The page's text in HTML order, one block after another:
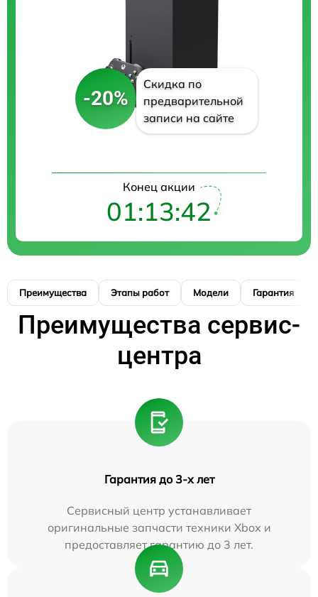
-20%
Скидка по
предварительной
записи на сайте
Конец акции
01:13:41
Преимущества Этапы работ Модели Гарантия
Преимущества сервис-
центра
Гарантия до 3-х лет
Сервисный центр устанавливает
оригинальные запчасти техники Xbox и
предоставляет гарантию до 3 лет.